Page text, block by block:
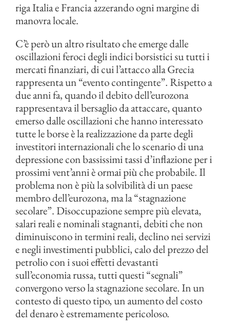
riga Italia e Francia azzerando ogni margine di
manovra locale.
C’è però un altro risultato che emerge dalle
oscillazioni feroci degli indici borsistici su tutti i
mercati finanziari, di cui l’attacco alla Grecia
rappresenta un “evento contingente”. Rispetto a
due anni fa, quando il debito dell’eurozona
rappresentava il bersaglio da attaccare, quanto
emerso dalle oscillazioni che hanno interessato
tutte le borse è la realizzazione da parte degli
investitori internazionali che lo scenario di una
depressione con bassissimi tassi d’inflazione per i
prossimi vent’anni è ormai più che probabile. Il
problema non è più la solvibilità di un paese
membro dell’eurozona, ma la “stagnazione
secolare”. Disoccupazione sempre più elevata,
salari reali e nominali stagnanti, debiti che non
diminuiscono in termini reali, declino nei servizi
e negli investimenti pubblici, calo del prezzo del
petrolio con i suoi effetti devastanti
sull’economia russa, tutti questi “segnali”
convergono verso la stagnazione secolare. In un
contesto di questo tipo, un aumento del costo
del denaro è estremamente pericoloso.